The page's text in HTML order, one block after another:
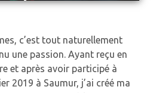
c’est tout naturellement
une passion. Ayant reçu en
et après avoir participé à
2019 à Saumur, j’ai créé ma